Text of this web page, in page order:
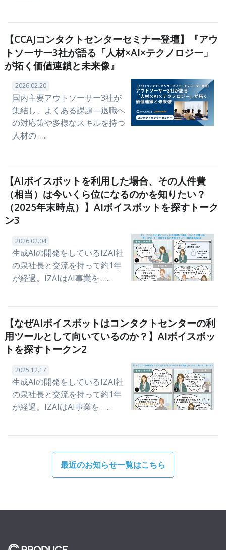
【CCAJコンタクトセンターセミナー登壇】『アウ
トソーサー3社が語る「人材×AI×テクノロジー」
が拓く価値連鎖と未来像』
2026.02.20
国内主要アウトソーサー3社が
集結し、よくある課題—退職へ
の対応策や多様なスキルを持つ
人材の …..
【AIボイスボットを利用した場合、その人件費
（相当）は今いくら位になるのかを知りたい？
（2025年末時点）】AIボイスボットを探すトーク
ン3
2026.02.04
生成AIの開発をしているIZAI社
の泉社長と交流を持って約1年
が経過。IZAIはAI事業を …..
【なぜAIボイスボットはコンタクトセンターの利
用ツールとして向いているのか？】AIボイスボッ
トを探すトークン2
2025.12.17
生成AIの開発をしているIZAI社
の泉社長と交流を持って約1年
が経過。IZAIはAI事業を …..
最近のお知らせ一覧はこちら